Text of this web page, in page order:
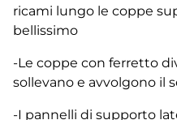
ricami lungo le coppe
bellissimo
-Le coppe con ferretto
sollevano e avvolgono il
-I pannelli di supporto